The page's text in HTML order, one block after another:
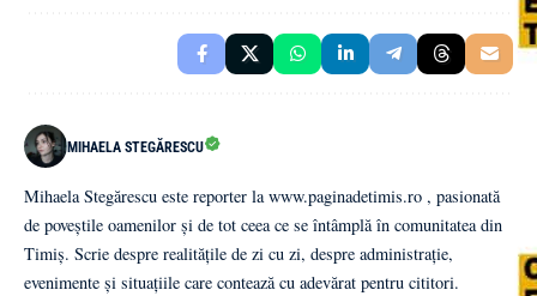
MIHAELA STEGĂRESCU
Mihaela Stegărescu este reporter la www.paginadetimis.ro , pasionată
de poveștile oamenilor și de tot ceea ce se întâmplă în comunitatea din
Timiș. Scrie despre realitățile de zi cu zi, despre administrație,
evenimente și situațiile care contează cu adevărat pentru cititori.